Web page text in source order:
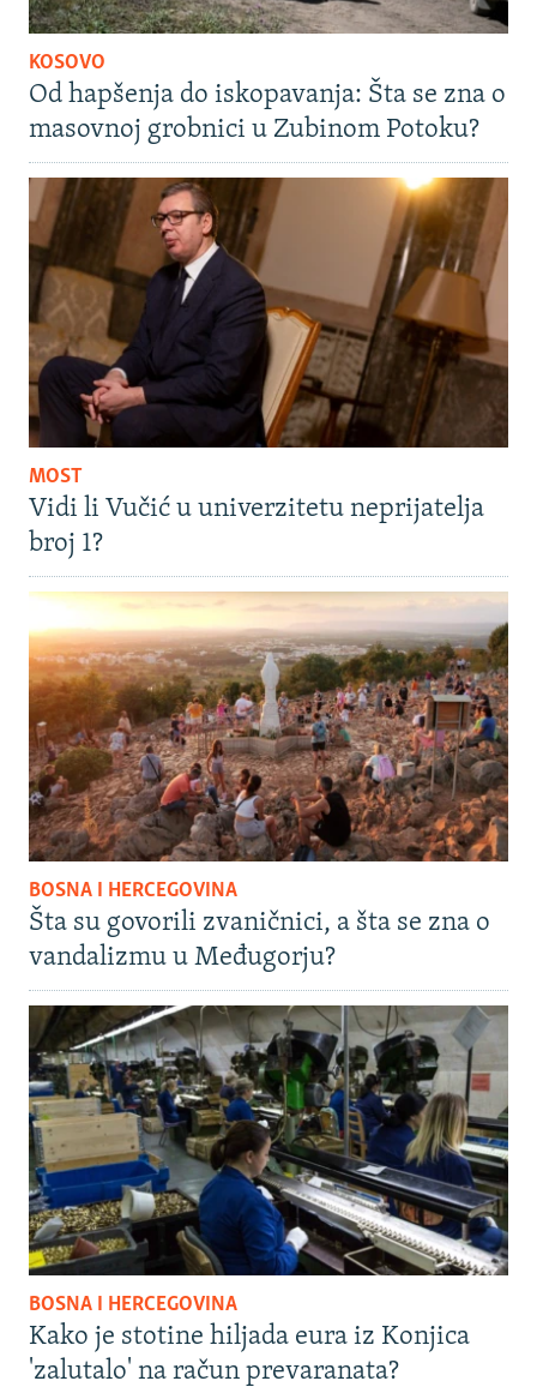
KOSOVO
Od hapšenja do iskopavanja: Šta se zna o
masovnoj grobnici u Zubinom Potoku?
MOST
Vidi li Vučić u univerzitetu neprijatelja
broj 1?
BOSNA I HERCEGOVINA
Šta su govorili zvaničnici, a šta se zna o
vandalizmu u Međugorju?
BOSNA I HERCEGOVINA
Kako je stotine hiljada eura iz Konjica
'zalutalo' na račun prevaranata?